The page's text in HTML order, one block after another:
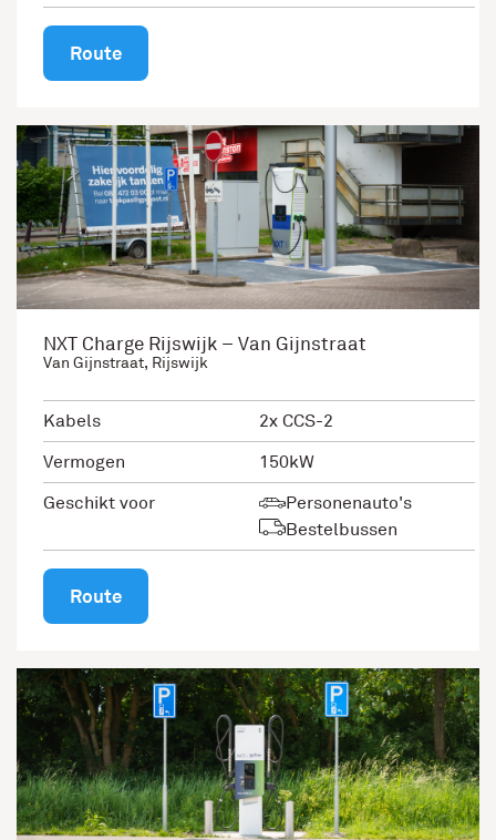
Route
NXT Charge Rijswijk – Van Gijnstraat
Van Gijnstraat, Rijswijk
Kabels
2x CCS-2
Vermogen
150kW
Geschikt voor
Personenauto's
Bestelbussen
Route